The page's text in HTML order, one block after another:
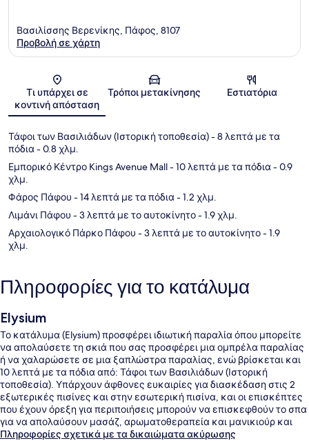
Χάρτης
Βασιλίσσης Βερενίκης, Πάφος, 8107
Προβολή σε χάρτη
Τι υπάρχει σε
κοντινή απόσταση
Τρόποι μετακίνησης Εστιατόρια
Τάφοι των Βασιλιάδων (Ιστορική τοποθεσία)- 8 λεπτά με τα
πόδια- 0.8 χλμ.
Εμπορικό Κέντρο Kings Avenue Mall- 10 λεπτά με τα πόδια- 0.9
χλμ.
Φάρος Πάφου - 14 λεπτά με τα πόδια- 1.2 χλμ.
Λιμάνι Πάφου - 3 λεπτά με το αυτοκίνητο- 1.9 χλμ.
Αρχαιολογικό Πάρκο Πάφου - 3 λεπτά με το αυτοκίνητο- 1.9
χλμ.
Πληροφορίες για το κατάλυμα
Elysium
Το κατάλυμα (Elysium) προσφέρει ιδιωτική παραλία όπου μπορείτε
να απολαύσετε τη σκιά που σας προσφέρει μια ομπρέλα παραλίας
ή να χαλαρώσετε σε μια ξαπλώστρα παραλίας, ενώ βρίσκεται και
10 λεπτά με τα πόδια από: Τάφοι των Βασιλιάδων (Ιστορική
τοποθεσία). Υπάρχουν άφθονες ευκαιρίες για διασκέδαση στις 2
εξωτερικές πισίνες και στην εσωτερική πισίνα, και οι επισκέπτες
που έχουν όρεξη για περιποιήσεις μπορούν να επισκεφθούν το σπα
για να απολαύσουν μασάζ, αρωματοθεραπεία και μανικιούρ και
πεντικιούρ. Το εστιατόριο (Ristorante Bacco), ένα από τα 5
Πληροφορίες σχετικά με τα δικαιώματα ακύρωσης